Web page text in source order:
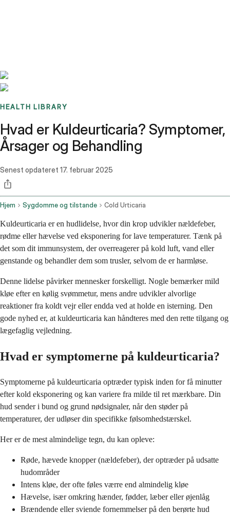
HEALTH LIBRARY
Hvad er Kuldeurticaria? Symptomer,
Årsager og Behandling
Senest opdateret 17. februar 2025
Hjem Sygdomme og tilstande Cold Urticaria
Kuldeurticaria er en hudlidelse, hvor din krop udvikler nældefeber,
rødme eller hævelse ved eksponering for lave temperaturer. Tænk på
det som dit immunsystem, der overreagerer på kold luft, vand eller
genstande og behandler dem som trusler, selvom de er harmløse.
Denne lidelse påvirker mennesker forskelligt. Nogle bemærker mild
kløe efter en kølig svømmetur, mens andre udvikler alvorlige
reaktioner fra koldt vejr eller endda ved at holde en isterning. Den
gode nyhed er, at kuldeurticaria kan håndteres med den rette tilgang og
lægefaglig vejledning.
Hvad er symptomerne på kuldeurticaria?
Symptomerne på kuldeurticaria optræder typisk inden for få minutter
efter kold eksponering og kan variere fra milde til ret mærkbare. Din
hud sender i bund og grund nødsignaler, når den støder på
temperaturer, der udløser din specifikke følsomhedstærskel.
Her er de mest almindelige tegn, du kan opleve:
Røde, hævede knopper (nældefeber), der optræder på udsatte
hudområder
Intens kløe, der ofte føles værre end almindelig kløe
Hævelse, især omkring hænder, fødder, læber eller øjenlåg
Brændende eller sviende fornemmelser på den berørte hud